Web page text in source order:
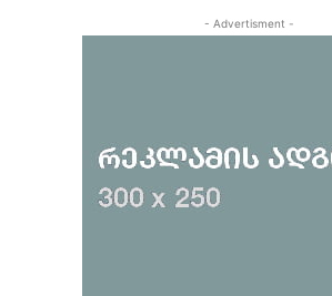
- Advertisment -